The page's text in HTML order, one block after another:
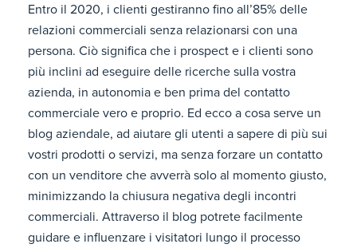
Entro il 2020, i clienti gestiranno fino all’85% delle
relazioni commerciali senza relazionarsi con una
persona. Ciò significa che i prospect e i clienti sono
più inclini ad eseguire delle ricerche sulla vostra
azienda, in autonomia e ben prima del contatto
commerciale vero e proprio. Ed ecco a cosa serve un
blog aziendale, ad aiutare gli utenti a sapere di più sui
vostri prodotti o servizi, ma senza forzare un contatto
con un venditore che avverrà solo al momento giusto,
minimizzando la chiusura negativa degli incontri
commerciali. Attraverso il blog potrete facilmente
guidare e influenzare i visitatori lungo il processo